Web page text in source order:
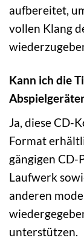
aufbereitet,
vollen Klang
Kann ich die
Ja, diese CD-
Format
gängigen
Laufwerk
anderen
unterstützen.